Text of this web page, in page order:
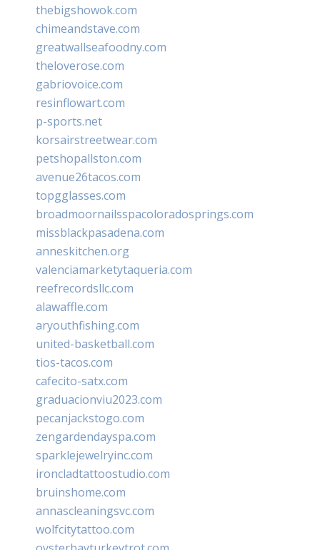
thebigshowok.com
chimeandstave.com
greatwallseafoodny.com
theloverose.com
gabriovoice.com
resinflowart.com
p-sports.net
korsairstreetwear.com
petshopallston.com
avenue26tacos.com
topgglasses.com
broadmoornailsspacoloradosprings.com
missblackpasadena.com
anneskitchen.org
valenciamarketytaqueria.com
reefrecordsllc.com
alawaffle.com
aryouthfishing.com
united-basketball.com
tios-tacos.com
cafecito-satx.com
graduacionviu2023.com
pecanjackstogo.com
zengardendayspa.com
sparklejewelryinc.com
ironcladtattoostudio.com
bruinshome.com
annascleaningsvc.com
wolfcitytattoo.com